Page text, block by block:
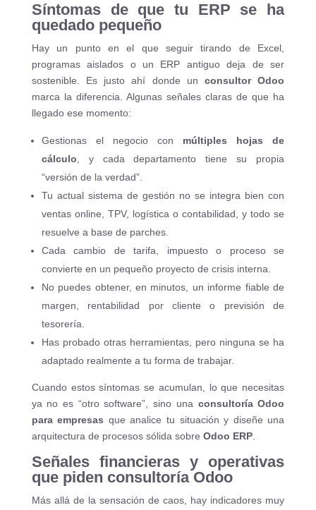
Síntomas de que tu ERP se ha
quedado pequeño
Hay un punto en el que seguir tirando de Excel,
programas aislados o un ERP antiguo deja de ser
sostenible. Es justo ahí donde un consultor Odoo
marca la diferencia. Algunas señales claras de que ha
llegado ese momento:
Gestionas el negocio con múltiples hojas de
cálculo, y cada departamento tiene su propia
“versión de la verdad”.
Tu actual sistema de gestión no se integra bien con
ventas online, TPV, logística o contabilidad, y todo se
resuelve a base de parches.
Cada cambio de tarifa, impuesto o proceso se
convierte en un pequeño proyecto de crisis interna.
No puedes obtener, en minutos, un informe fiable de
margen, rentabilidad por cliente o previsión de
tesorería.
Has probado otras herramientas, pero ninguna se ha
adaptado realmente a tu forma de trabajar.
Cuando estos síntomas se acumulan, lo que necesitas
ya no es “otro software”, sino una consultoría Odoo
para empresas que analice tu situación y diseñe una
arquitectura de procesos sólida sobre Odoo ERP.
Señales financieras y operativas
que piden consultoría Odoo
Más allá de la sensación de caos, hay indicadores muy